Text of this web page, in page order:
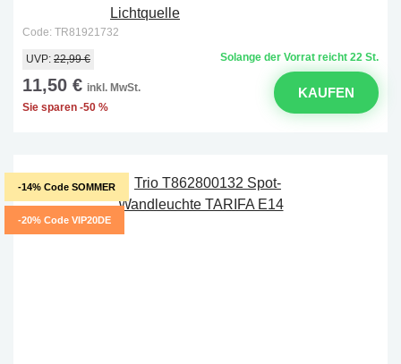
Code: TR81921732
Solange der Vorrat reicht 22 St.
UVP: 22,99 €
11,50 € inkl. MwSt.
Sie sparen -50 %
KAUFEN
-14% Code SOMMER
-20% Code VIP20DE